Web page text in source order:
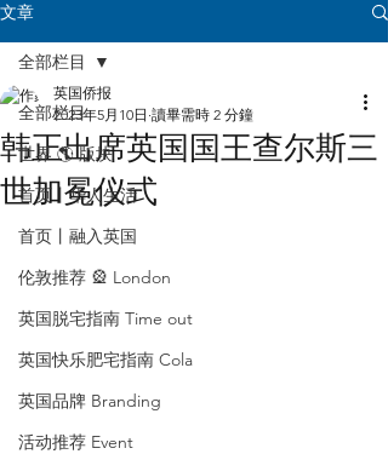
文章
全部栏目
世界 🌎 版块
首页丨华人生活
首页丨融入英国
伦敦推荐 🎡 London
英国脱宅指南 Time out
英国快乐肥宅指南 Cola
英国品牌 Branding
活动推荐 Event
全部栏目
韩正出席英国国王查尔斯三
世加冕仪式
英国侨报
2023年5月10日 讀畢需時 2 分鐘